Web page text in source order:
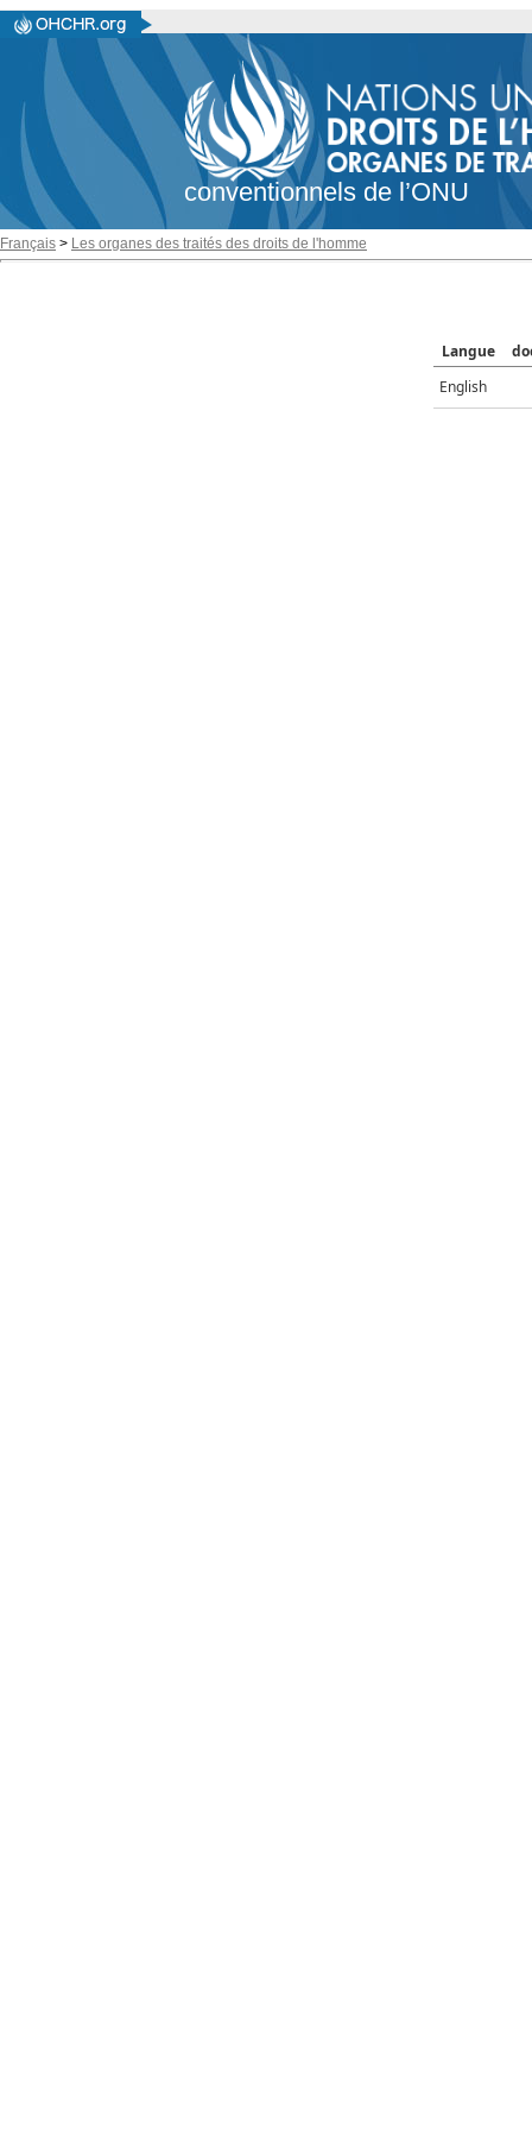
conventionnels de l’ONU
Français > Les organes des traités des droits de l'homme
Langue
English